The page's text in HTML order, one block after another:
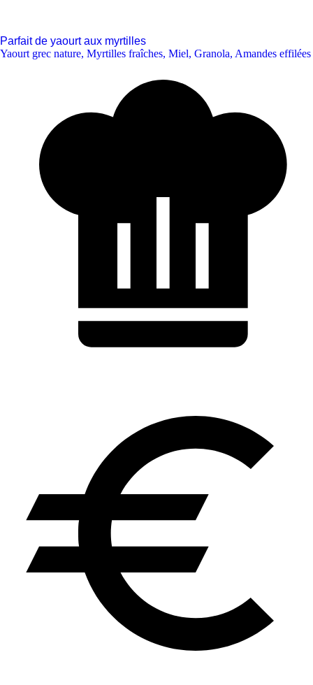
Parfait de yaourt aux myrtilles
Yaourt grec nature, Myrtilles fraîches, Miel, Granola, Amandes effilées